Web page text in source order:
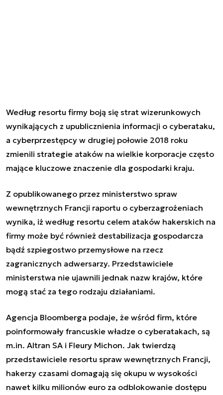
Według resortu firmy boją się strat wizerunkowych
wynikających z upublicznienia informacji o cyberataku,
a cyberprzestępcy w drugiej połowie 2018 roku
zmienili strategie ataków na wielkie korporacje często
mające kluczowe znaczenie dla gospodarki kraju.
Z opublikowanego przez ministerstwo spraw
wewnętrznych Francji raportu o cyberzagrożeniach
wynika, iż według resortu celem ataków hakerskich na
firmy może być również destabilizacja gospodarcza
bądź szpiegostwo przemysłowe na rzecz
zagranicznych adwersarzy. Przedstawiciele
ministerstwa nie ujawnili jednak nazw krajów, które
mogą stać za tego rodzaju działaniami.
Agencja Bloomberga podaje, że wśród firm, które
poinformowały francuskie władze o cyberatakach, są
m.in. Altran SA i Fleury Michon. Jak twierdzą
przedstawiciele resortu spraw wewnętrznych Francji,
hakerzy czasami domagają się okupu w wysokości
nawet kilku milionów euro za odblokowanie dostępu